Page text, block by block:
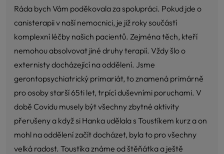
Ráda bych Vám poděkovala za spolupráci. Pokud jde o
canisterapii v naší nemocnici, je již roky součástí
komplexní léčby našich pacientů. Zejména těch, kteří
nemohou absolvovat jiné druhy terapií. Vždy šlo o
externisty docházející na oddělení. Jsme
gerontopsychiatrický primariát, to znamená primárně
pro osoby starší 65ti let, trpící duševními poruchami. V
době Covidu musely být všechny zbytné aktivity
přerušeny a když si Hanka udělala s Toustíkem kurz a on
mohl na oddělení začít docházet, byla to pro všechny
velká radost. Toustíka známe od štěňátka a ještě